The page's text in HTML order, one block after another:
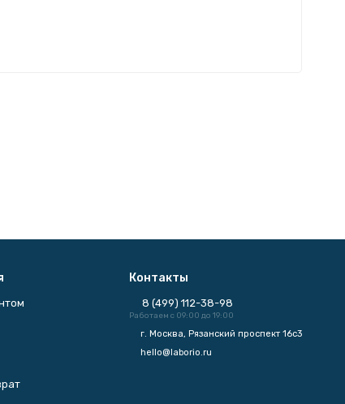
Контакты
8 (499) 112-38-98
Работаем с 09:00 до 19:00
г. Москва, Рязанский проспект 16с3
hello@laborio.ru